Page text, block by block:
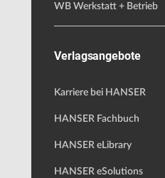
WB Werkstatt + Betrieb
Verlagsangebote
Karriere bei HANSER
HANSER Fachbuch
HANSER eLibrary
HANSER eSolutions